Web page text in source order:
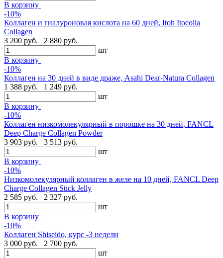
В корзину
-10%
Коллаген и гиалуроновая кислота на 60 дней, Itoh Itocolla
Collagen
3 200 руб.
2 880 руб.
шт
В корзину
-10%
Коллаген на 30 дней в виде драже, Asahi Dear-Natura Collagen
1 388 руб.
1 249 руб.
шт
В корзину
-10%
Коллаген низкомолекулярный в порошке на 30 дней, FANCL
Deep Charge Collagen Powder
3 903 руб.
3 513 руб.
шт
В корзину
-10%
Низкомолекулярный коллаген в желе на 10 дней, FANCL Deep
Charge Collagen Stick Jelly
2 585 руб.
2 327 руб.
шт
В корзину
-10%
Коллаген Shiseido, курс -3 недели
3 000 руб.
2 700 руб.
шт